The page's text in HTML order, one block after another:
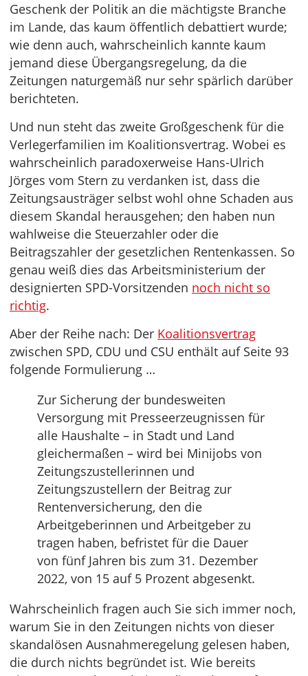
Geschenk der Politik an die mächtigste Branche
im Lande, das kaum öffentlich debattiert wurde;
wie denn auch, wahrscheinlich kannte kaum
jemand diese Übergangsregelung, da die
Zeitungen naturgemäß nur sehr spärlich darüber
berichteten.
Und nun steht das zweite Großgeschenk für die
Verlegerfamilien im Koalitionsvertrag. Wobei es
wahrscheinlich paradoxerweise Hans-Ulrich
Jörges vom Stern zu verdanken ist, dass die
Zeitungsausträger selbst wohl ohne Schaden aus
diesem Skandal herausgehen; den haben nun
wahlweise die Steuerzahler oder die
Beitragszahler der gesetzlichen Rentenkassen. So
genau weiß dies das Arbeitsministerium der
designierten SPD-Vorsitzenden noch nicht so
richtig.
Aber der Reihe nach: Der Koalitionsvertrag
zwischen SPD, CDU und CSU enthält auf Seite 93
folgende Formulierung …
Zur Sicherung der bundesweiten
Versorgung mit Presseerzeugnissen für
alle Haushalte – in Stadt und Land
gleichermaßen – wird bei Minijobs von
Zeitungszustellerinnen und
Zeitungszustellern der Beitrag zur
Rentenversicherung, den die
Arbeitgeberinnen und Arbeitgeber zu
tragen haben, befristet für die Dauer
von fünf Jahren bis zum 31. Dezember
2022, von 15 auf 5 Prozent abgesenkt.
Wahrscheinlich fragen auch Sie sich immer noch,
warum Sie in den Zeitungen nichts von dieser
skandalösen Ausnahmeregelung gelesen haben,
die durch nichts begründet ist. Wie bereits